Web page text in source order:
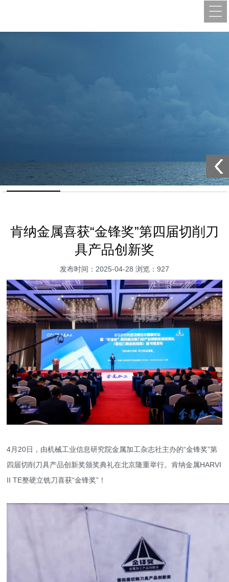
肯纳金属喜获“金锋奖”第四届切削刀
具产品创新奖
发布时间：2025-04-28 浏览：927
4月20日，由机械工业信息研究院金属加工杂志社主办的“金锋奖”第
四届切削刀具产品创新奖颁奖典礼在北京隆重举行。肯纳金属HARVI
II TE整硬立铣刀喜获“金锋奖”！